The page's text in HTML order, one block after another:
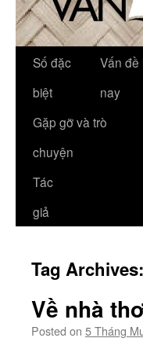
Số đặc
biệt
Vấn đề
nay
Gặp gỡ và trò
chuyện
Tác
giả
Tag Archives:
Về nhà
Posted on 5 Tháng